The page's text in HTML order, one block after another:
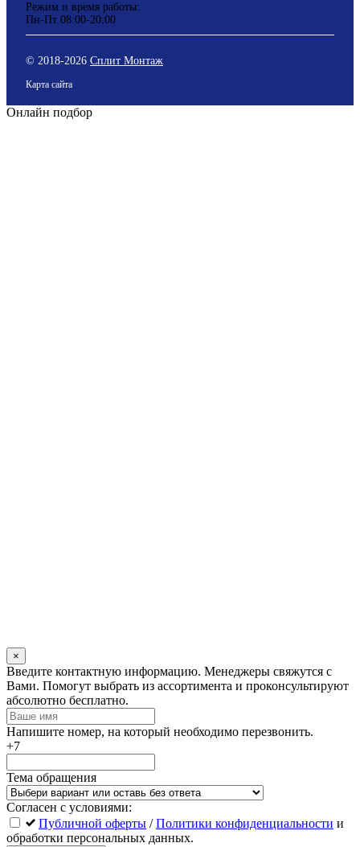
Режим и время работы:
Пн-Пт 08:00-20:00
© 2018-2026 Сплит Монтаж
Карта сайта
Онлайн подбор
×
Оставьте
это
поле
пустым
Введите контактную информацию. Менеджеры свяжутся с
Вами. Помогут выбрать из ассортимента и проконсультируют
абсолютно бесплатно.
Напишите номер, на который необходимо перезвонить.
+7
Тема обращения
Согласен с условиями:
Публичной оферты /Политики конфиденциальности и
обработки персональных данных.